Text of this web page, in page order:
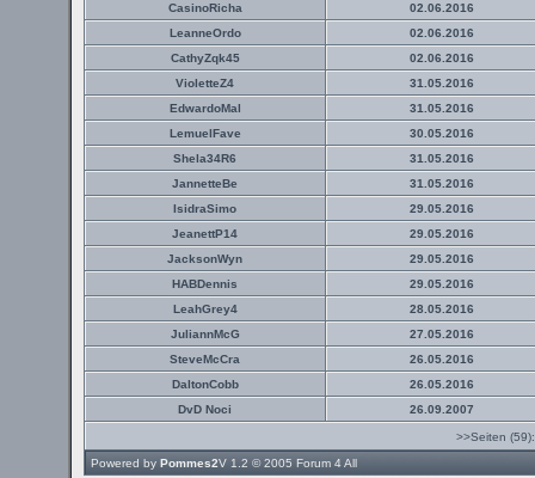
CasinoRicha
02.06.2016
LeanneOrdo
02.06.2016
CathyZqk45
02.06.2016
VioletteZ4
31.05.2016
EdwardoMal
31.05.2016
LemuelFave
30.05.2016
Shela34R6
31.05.2016
JannetteBe
31.05.2016
IsidraSimo
29.05.2016
JeanettP14
29.05.2016
JacksonWyn
29.05.2016
HABDennis
29.05.2016
LeahGrey4
28.05.2016
JuliannMcG
27.05.2016
SteveMcCra
26.05.2016
DaltonCobb
26.05.2016
DvD Noci
26.09.2007
>>Seiten
Powered by Pommes2V 1.2 © 2005 Forum 4 All